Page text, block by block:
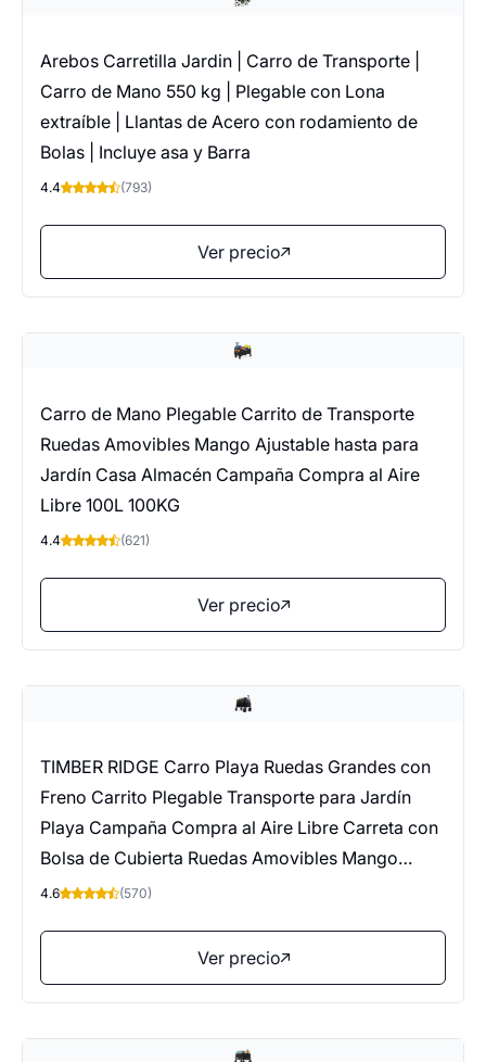
Arebos Carretilla Jardin | Carro de Transporte |
Carro de Mano 550 kg | Plegable con Lona
extraíble | Llantas de Acero con rodamiento de
Bolas | Incluye asa y Barra
4.4 (793)
Ver precio
Carro de Mano Plegable Carrito de Transporte
Ruedas Amovibles Mango Ajustable hasta para
Jardín Casa Almacén Campaña Compra al Aire
Libre 100L 100KG
4.4 (621)
Ver precio
TIMBER RIDGE Carro Playa Ruedas Grandes con
Freno Carrito Plegable Transporte para Jardín
Playa Campaña Compra al Aire Libre Carreta con
Bolsa de Cubierta Ruedas Amovibles Mango
Ajustable hasta 100kg
4.6 (570)
Ver precio